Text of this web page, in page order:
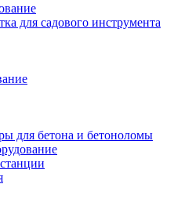
для садового инструмента
для бетона и бетоноломы